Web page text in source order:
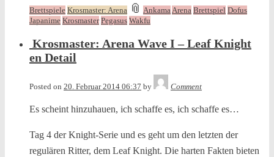
Brettspiele Krosmaster: Arena 📎 and
tagged
AnkamaArena Brettspiel Dofus
Japanime Krosmaster Pegasus Wakfu
Krosmaster: Arena Wave I – Leaf Knight
en Detail
Posted on 20. Februar 2014 06:37 by
Comment
Es scheint hinzuhauen, ich schaffe es, ich schaffe es…
Tag 4 der Knight-Serie und es geht um den letzten der
regulären Ritter, dem Leaf Knight. Die harten Fakten bieten